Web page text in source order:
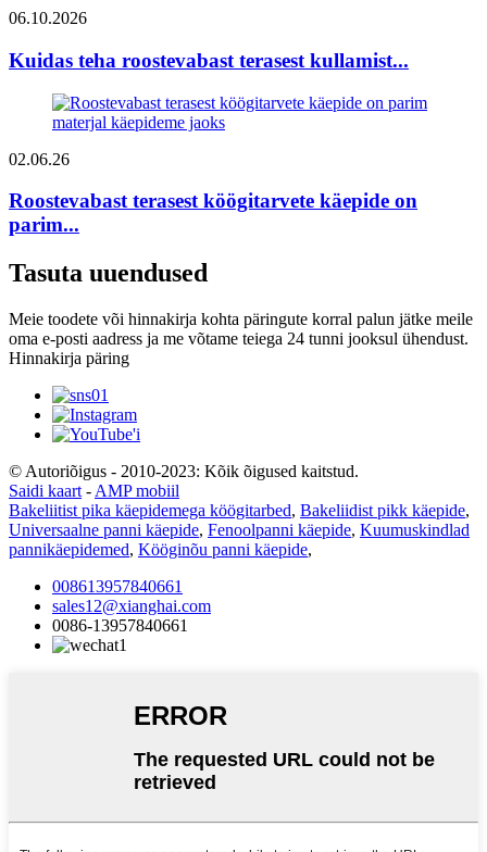
06.10.2026
Kuidas teha roostevabast terasest kullamist...
02.06.26
Roostevabast terasest köögitarvete käepide on
parim...
Tasuta uuendused
Meie toodete või hinnakirja kohta päringute korral palun jätke meile
oma e-posti aadress ja me võtame teiega 24 tunni jooksul ühendust.
Hinnakirja päring
© Autoriõigus - 2010-2023: Kõik õigused kaitstud.
Saidi kaart - AMP mobiil
Bakeliitist pika käepidemega köögitarbed, Bakeliidist pikk käepide,
Universaalne panni käepide, Fenoolpanni käepide, Kuumuskindlad
pannikäepidemed, Kööginõu panni käepide,
008613957840661
sales12@xianghai.com
0086-13957840661